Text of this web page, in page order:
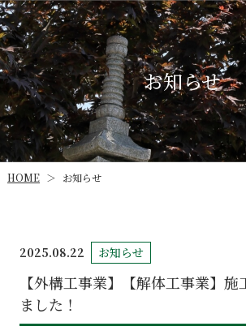
お知らせ
HOME ＞ お知らせ
2025.08.22 お知らせ
【外構工事業】【解体工事業】
ました！